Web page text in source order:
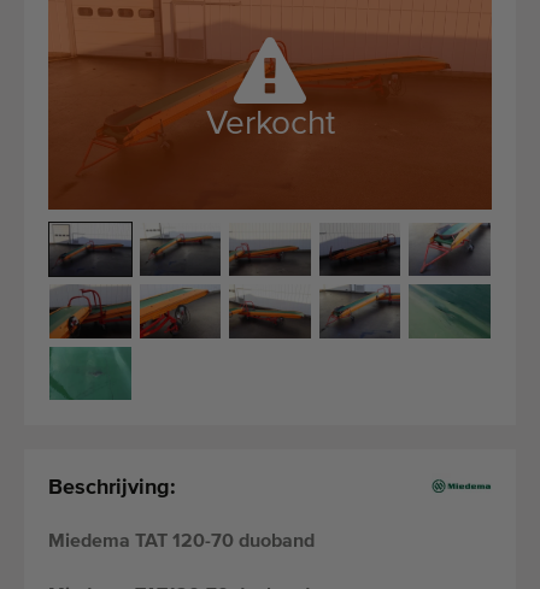
Kwalitatieve machines
Ervaren personeel
Wereldwijde levering
Sinds 1977 Verkocht
Beschrijving:
Miedema TAT 120-70 duoband